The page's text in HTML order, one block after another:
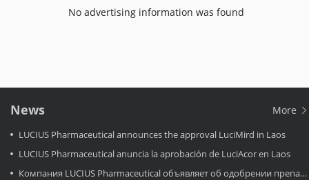
No advertising information was found
News More
LUCIUS Pharmaceutical announces the approval LuciMird in Laos
LUCIUS Pharmaceutical anuncia la aprobación de LuciAcor en Laos
Компания LUCIUS Pharmaceutical объявляет об одобрении препарата LuciAcor в Лаосе.